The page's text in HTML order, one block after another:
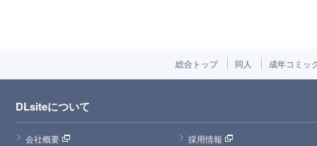
総合トップ 同人 成年コミッ
DLsiteについて
会社概要
採用情報